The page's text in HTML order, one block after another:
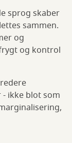
sprog skaber
sammen.
og
og kontrol
ikke blot som